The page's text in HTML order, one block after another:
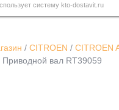
/ CITROEN / CITROEN
Приводной вал RT39059
систему kto-dostavit.ru